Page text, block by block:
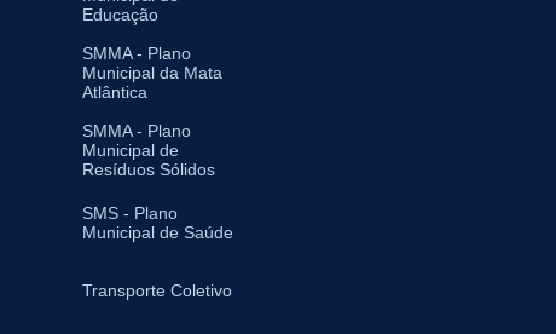
Educação
SMMA - Plano
Municipal da Mata
Atlântica
SMMA - Plano
Municipal de
Resíduos Sólidos
SMS - Plano
Municipal de Saúde
Transporte Coletivo